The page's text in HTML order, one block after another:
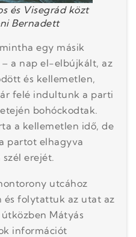
és Visegrád közt
Bernadett
egy másik
a nap el-elbújkált, az
és kellemetlen,
felé indultunk a parti
bohóckodtak.
a kellemetlen idő, de
partot elhagyva
erejét.
utcához
és folytattuk az utat az
Mátyás
információt